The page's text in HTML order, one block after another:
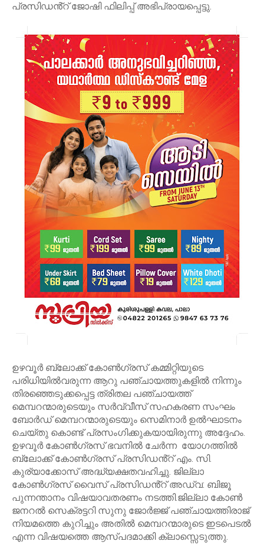
പ്രസിഡൻ്റ് ജോഷി ഫിലിപ്പ് അഭിപ്രായപ്പെട്ടു.
ഉഴവൂർ ബ്ലോക്ക് കോൺഗ്രസ് കമ്മിറ്റിയുടെ
പരിധിയിൽവരുന്ന ആറു പഞ്ചായത്തുകളിൽ നിന്നും
തിരഞ്ഞെടുക്കപ്പെട്ട ത്രിതല പഞ്ചായത്ത്
മെമ്പറന്മാരുടെയും സർവ്വീസ് സഹകരണ സംഘം
ബോർഡ് മെമ്പറന്മാരുടെയും സെമിനാർ ഉൽഘാടനം
ചെയ്തു കൊണ്ട് പ്രസംഗിക്കുകയായിരുന്നു അദ്ദേഹം.
ഉഴവൂർ കോൺഗ്രസ് ഭവനിൽ ചേർന്ന യോഗത്തിൽ
ബ്ലോക്ക് കോൺഗ്രസ് പ്രസിഡൻ്റ് എം. സി.
കുര്യാക്കോസ് അദ്ധ്യക്ഷതവഹിച്ചു. ജില്ലാ
കോൺഗ്രസ് വൈസ് പ്രസിഡൻ്റ് അഡ്വ: ബിജൂ
പുന്നന്താനം വിഷയാവതരണം നടത്തി.ജില്ലാ കോൺ
ജനറൽ സെക്രട്ടറി സുനു ജോർജ്ജ് പഞ്ചായത്തിരാജ്
നിയമത്തെ കുറിച്ചും അതിൽ മെമ്പറന്മാരുടെ ഇടപെടൽ
എന്ന വിഷയത്തെ ആസ്പദമാക്കി ക്ലാസ്സെടുത്തു.